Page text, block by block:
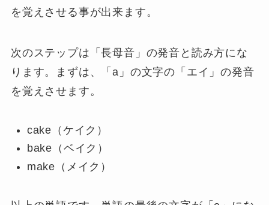
を覚えさせる事が出来ます。
次のステップは「長母音」の発音と読み方にな
ります。まずは、「a」の文字の「エイ」の発音
を覚えさせます。
cake（ケイク）
bake（ベイク）
make（メイク）